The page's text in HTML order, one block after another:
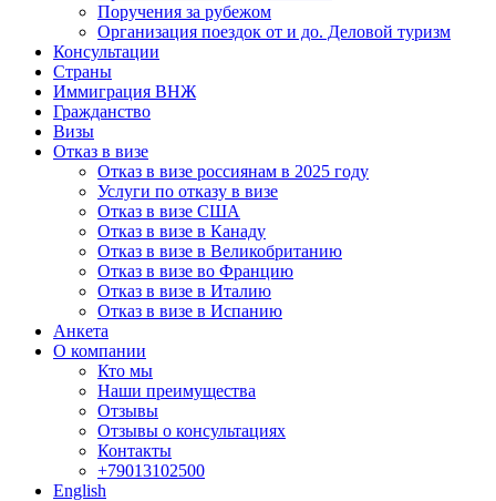
Поручения за рубежом
Организация поездок от и до. Деловой туризм
Консультации
Страны
Иммиграция ВНЖ
Гражданство
Визы
Отказ в визе
Отказ в визе россиянам в 2025 году
Услуги по отказу в визе
Отказ в визе США
Отказ в визе в Канаду
Отказ в визе в Великобританию
Отказ в визе во Францию
Отказ в визе в Италию
Отказ в визе в Испанию
Анкета
О компании
Кто мы
Наши преимущества
Отзывы
Отзывы о консультациях
Контакты
+79013102500
English